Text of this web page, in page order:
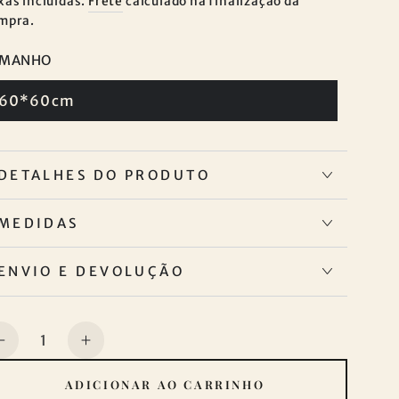
60*60cm
DO PRODUTO
E DEVOLUÇÃO
Diminuir
quantidade
Aumentar
quantidade
ADICIONAR AO CARRINHO